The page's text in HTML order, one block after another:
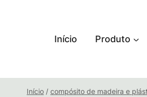
Início Produto
Início / compósito de madeira e